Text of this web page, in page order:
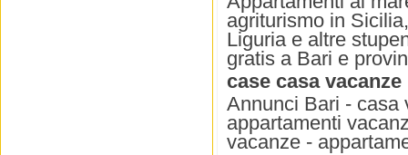
agriturismo in
Liguria e altre
gratis a Bari e
case casa vacanze
Annunci Bari - casa
appartamenti
vacanze -